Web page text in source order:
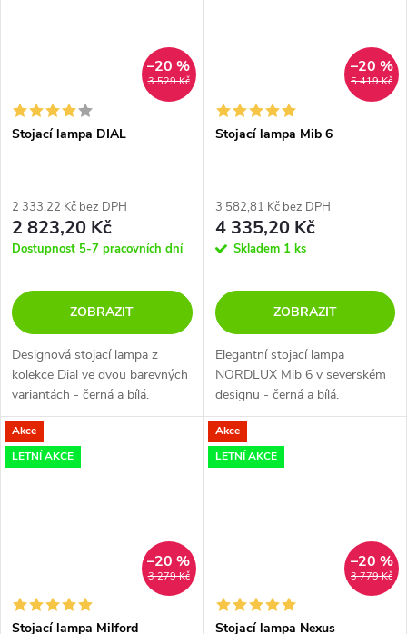
3 529 Kč
–20 %
Stojací lampa DIAL
2 333,22 Kč bez DPH
2 823,20 Kč
Dostupnost 5-7 pracovních dní
ZOBRAZIT
Designová stojací lampa z
kolekce Dial ve dvou barevných
variantách - černá a bílá.
5 419 Kč
–20 %
Stojací lampa Mib 6
3 582,81 Kč bez DPH
4 335,20 Kč
Skladem 1 ks
ZOBRAZIT
Elegantní stojací lampa
NORDLUX Mib 6 v severském
designu - černá a bílá.
Akce
LETNÍ AKCE
3 279 Kč
–20 %
Stojací lampa Milford
Akce
LETNÍ AKCE
3 779 Kč
–20 %
Stojací lampa Nexus